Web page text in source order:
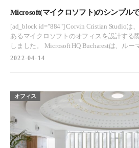
Microsoft(マイクロソフト)のシンプル
ブカレスト, ルーマニア
[ad_block id="884"] Corvin Cristian Studioは、ルーマニアのブカレストに
あるマイクロソフトのオフィスを設計する
しました。 Microsoft HQ Bucharestは、ルーマニアのテクノロジーと科
学の発展にとって歴史的かつ象徴的な場所
両方からヒントを得ています。 マイクロソフト本社ビルは、ウェルゴ
ィスとは全く異なる方法で、ウェルビーイ
める職場環境を目指しています。 私たちは、この敷地の歴史にインス
ピレーションを得ました。そのため、デザ
域の歴史を思い出させる形状、素材、テク
に、シンプルで幾何学的なライン、合理的
ノロジーによっての現代的な本質、を捉えています。 建
2022-04-14
オフィス